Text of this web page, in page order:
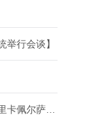
举行会谈】
【北京建工集团总经理路刚拜会苏里南总统昌德里卡佩尔萨德·单多吉】